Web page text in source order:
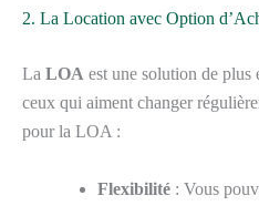
2. La Location avec Option
La LOA est une solution de plus
ceux qui aiment changer
pour la LOA :
Flexibilité : Vous